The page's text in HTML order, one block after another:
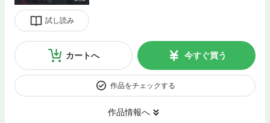
試し読み
カートへ 今すぐ買う
作品をチェックする
作品情報へ